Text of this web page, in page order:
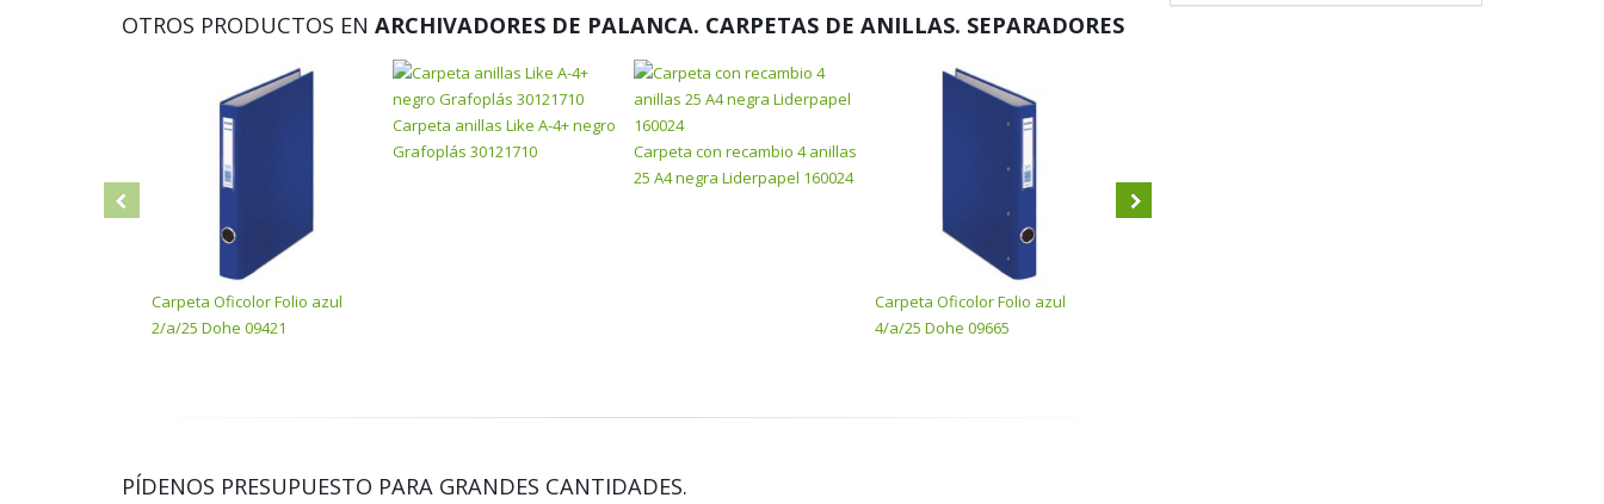
OTROS PRODUCTOS EN ARCHIVADORES DE PALANCA. CARPETAS DE ANILLAS. SEPARADORES
Carpeta Oficolor Folio azul
2/a/25 Dohe 09421
Carpeta anillas Like A-4+ negro
Grafoplás 30121710
Carpeta con recambio 4 anillas
25 A4 negra Liderpapel 160024
Carpeta Oficolor Folio azul
4/a/25 Dohe 09665
PÍDENOS PRESUPUESTO PARA GRANDES CANTIDADES.